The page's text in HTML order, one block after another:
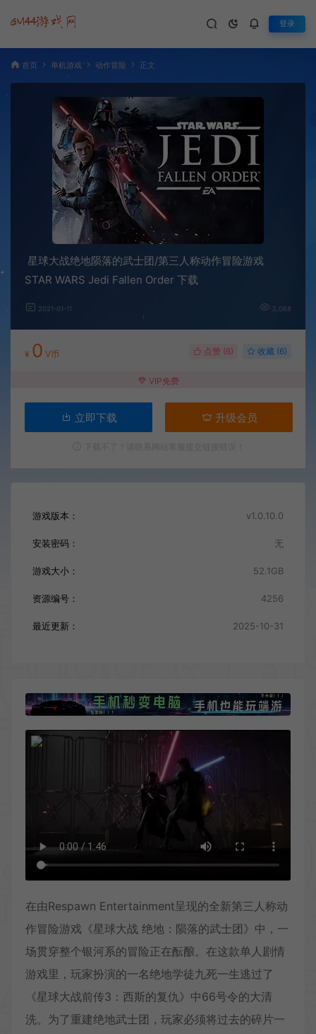
登录
首页 单机游戏 动作冒险 正文
星球大战绝地陨落的武士团/第三人称动作冒险游戏
STAR WARS Jedi Fallen Order 下载
2021-01-11 2,068
¥ 0 V币 点赞 (6) 收藏 (6)
VIP免费
立即下载 升级会员
游戏版本： v1.0.10.0
安装密码： 无
游戏大小： 52.1GB
资源编号： 4256
最近更新： 2025-10-31
在由Respawn Entertainment呈现的全新第三人称动
作冒险游戏《星球大战 绝地：陨落的武士团》中，一
场贯穿整个银河系的冒险正在酝酿。在这款单人剧情
游戏里，玩家扮演的一名绝地学徒九死一生逃过了
《星球大战前传3：西斯的复仇》中66号令的大清
洗。为了重建绝地武士团，玩家必须将过去的碎片一